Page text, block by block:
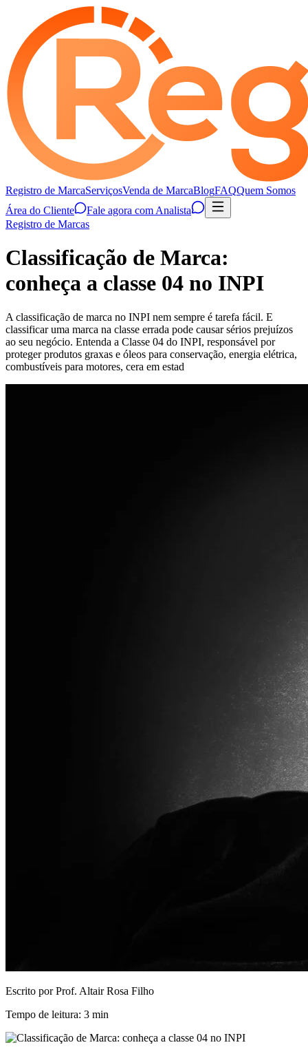
Registro de MarcaServiçosVenda de MarcaBlogFAQQuem Somos
Área do Cliente
Fale agora com Analista
Registro de Marcas
Classificação de Marca:
conheça a classe 04 no INPI
A classificação de marca no INPI nem sempre é tarefa fácil. E
classificar uma marca na classe errada pode causar sérios prejuízos
ao seu negócio. Entenda a Classe 04 do INPI, responsável por
proteger produtos graxas e óleos para conservação, energia elétrica,
combustíveis para motores, cera em estad
Escrito porProf. Altair Rosa Filho
Tempo de leitura: 3 min